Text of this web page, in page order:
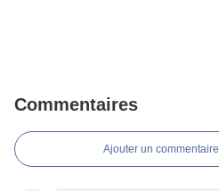
Commentaires
Ajouter un commentaire